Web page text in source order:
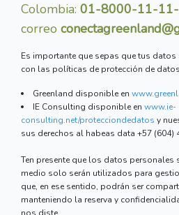
Colombia: 01-8000-11-
correo
Es importante que sepas que tus
con las políticas de protección de
Greenland disponible en
IE Consulting disponible en www.ie-
consulting.net/protecciondedatos y
sus derechos al habeas data +57 (604)
Ten presente que los datos
medio solo serán utilizados para
que, en ese sentido, podrán ser
manteniendo la reserva y